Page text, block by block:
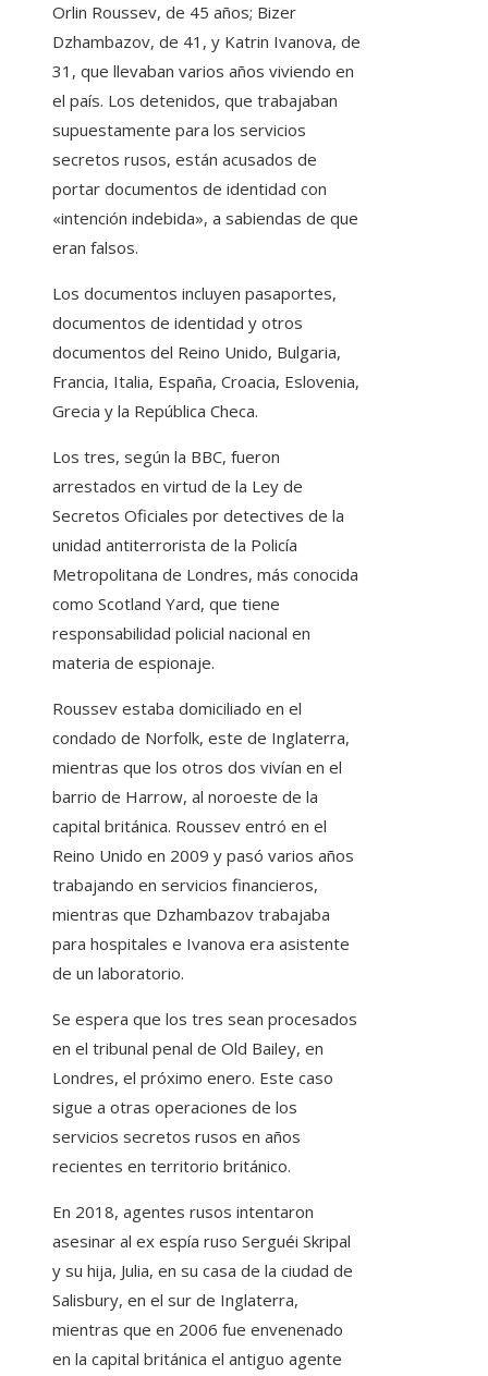
Orlin Roussev, de 45 años; Bizer
Dzhambazov, de 41, y Katrin Ivanova, de
31, que llevaban varios años viviendo en
el país. Los detenidos, que trabajaban
supuestamente para los servicios
secretos rusos, están acusados de
portar documentos de identidad con
«intención indebida», a sabiendas de que
eran falsos.
Los documentos incluyen pasaportes,
documentos de identidad y otros
documentos del Reino Unido, Bulgaria,
Francia, Italia, España, Croacia, Eslovenia,
Grecia y la República Checa.
Los tres, según la BBC, fueron
arrestados en virtud de la Ley de
Secretos Oficiales por detectives de la
unidad antiterrorista de la Policía
Metropolitana de Londres, más conocida
como Scotland Yard, que tiene
responsabilidad policial nacional en
materia de espionaje.
Roussev estaba domiciliado en el
condado de Norfolk, este de Inglaterra,
mientras que los otros dos vivían en el
barrio de Harrow, al noroeste de la
capital británica. Roussev entró en el
Reino Unido en 2009 y pasó varios años
trabajando en servicios financieros,
mientras que Dzhambazov trabajaba
para hospitales e Ivanova era asistente
de un laboratorio.
Se espera que los tres sean procesados
en el tribunal penal de Old Bailey, en
Londres, el próximo enero. Este caso
sigue a otras operaciones de los
servicios secretos rusos en años
recientes en territorio británico.
En 2018, agentes rusos intentaron
asesinar al ex espía ruso Serguéi Skripal
y su hija, Julia, en su casa de la ciudad de
Salisbury, en el sur de Inglaterra,
mientras que en 2006 fue envenenado
en la capital británica el antiguo agente